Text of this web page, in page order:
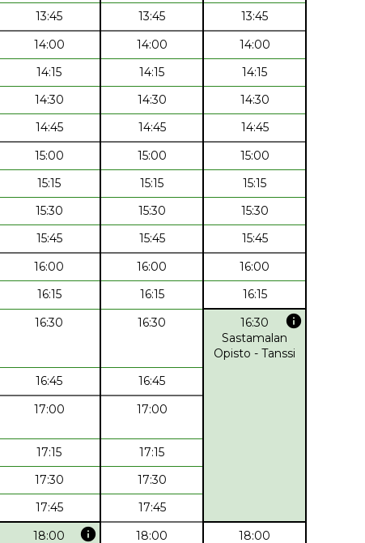
13:45 13:45
13:45
14:00 14:00
14:00
14:15 14:15
14:15
14:30 14:30
14:30
14:45 14:45
14:45
15:00 15:00
15:00
15:15 15:15
15:15
15:30 15:30
15:30
15:45 15:45
15:45
16:00 16:00
16:00
16:15 16:15
16:15
16:30 16:30 16:30 info
Sastamalan
Opisto - Tanssi
16:45
16:45
17:00 17:00
17:15
17:15
17:30
17:30
17:45
17:45
18:00 info 18:00 18:00